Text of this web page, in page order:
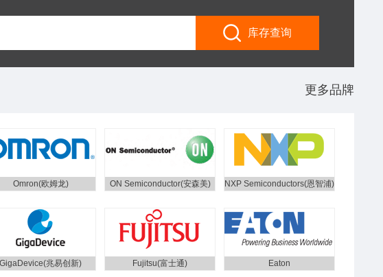
库存查询
更多品牌
Omron(欧姆龙) ON Semiconductor(安森美) NXP Semiconductors(恩智浦)
GigaDevice(兆易创新) Fujitsu(富士通) Eaton